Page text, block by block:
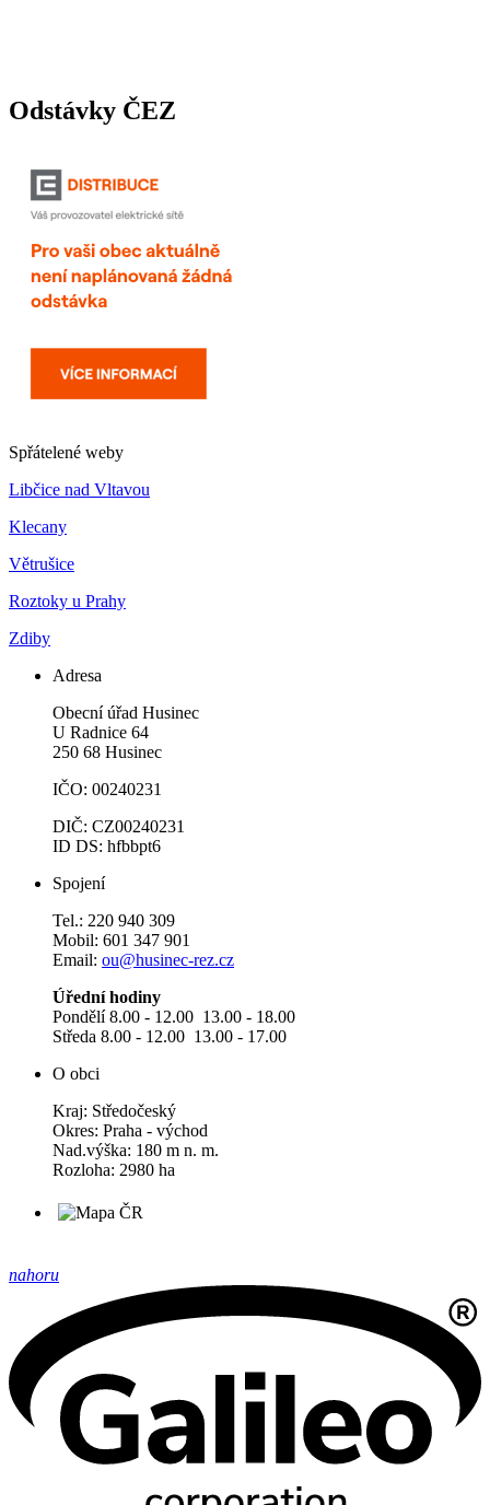
Odstávky ČEZ
Spřátelené weby
Libčice nad Vltavou
Klecany
Větrušice
Roztoky u Prahy
Zdiby
Adresa
Obecní úřad Husinec
U Radnice 64
250 68 Husinec
IČO: 00240231
DIČ: CZ00240231
ID DS: hfbbpt6
Spojení
Tel.: 220 940 309
Mobil: 601 347 901
Email: ou@husinec-rez.cz
Úřední hodiny
Pondělí 8.00 - 12.00 13.00 - 18.00
Středa 8.00 - 12.00 13.00 - 17.00
O obci
Kraj: Středočeský
Okres: Praha - východ
Nad.výška: 180 m n. m.
Rozloha: 2980 ha
nahoru